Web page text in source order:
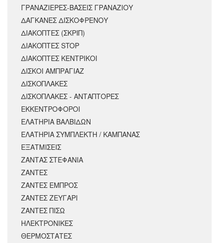
ΓΡΑΝΑΖΙΕΡΕΣ-ΒΑΣΕΙΣ ΓΡΑΝΑΖΙΟΥ
ΔΑΓΚΑΝΕΣ ΔΙΣΚΟΦΡΕΝΟΥ
ΔΙΑΚΟΠΤΕΣ (ΣΚΡΙΠ)
ΔΙΑΚΟΠΤΕΣ STOP
ΔΙΑΚΟΠΤΕΣ ΚΕΝΤΡΙΚΟΙ
ΔΙΣΚΟΙ ΑΜΠΡΑΓΙΑΖ
ΔΙΣΚΟΠΛΑΚΕΣ
ΔΙΣΚΟΠΛΑΚΕΣ - ΑΝΤΑΠΤΟΡΕΣ
ΕΚΚΕΝΤΡΟΦΟΡΟΙ
ΕΛΑΤΗΡΙΑ ΒΑΛΒΙΔΩΝ
ΕΛΑΤΗΡΙΑ ΣΥΜΠΛΕΚΤΗ / ΚΑΜΠΑΝΑΣ
ΕΞΑΤΜΙΣΕΙΣ
ΖΑΝΤΑΣ ΣΤΕΦΑΝΙΑ
ΖΑΝΤΕΣ
ΖΑΝΤΕΣ ΕΜΠΡΟΣ
ΖΑΝΤΕΣ ΖΕΥΓΑΡΙ
ΖΑΝΤΕΣ ΠΙΣΩ
ΗΛΕΚΤΡΟΝΙΚΕΣ
ΘΕΡΜΟΣΤΑΤΕΣ